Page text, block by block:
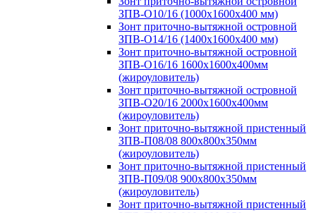
ЗПВ-О10/16 (1000х1600х400 мм)
Зонт приточно-вытяжной островной
ЗПВ-О14/16 (1400х1600х400 мм)
Зонт приточно-вытяжной островной
ЗПВ-О16/16 1600х1600х400мм
(жироуловитель)
Зонт приточно-вытяжной островной
ЗПВ-О20/16 2000х1600х400мм
(жироуловитель)
Зонт приточно-вытяжной пристенный
ЗПВ-П08/08 800х800х350мм
(жироуловитель)
Зонт приточно-вытяжной пристенный
ЗПВ-П09/08 900х800х350мм
(жироуловитель)
Зонт приточно-вытяжной пристенный